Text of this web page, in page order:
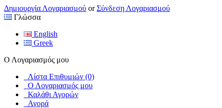
Δημιουργία Λογαριασμού orΣύνδεση Λογαριασμού
Γλώσσα
English
Greek
Ο Λογαριασμός μου
Λίστα Επιθυμιών (0)
Ο Λογαριασμός μου
Καλάθι Αγορών
Αγορά